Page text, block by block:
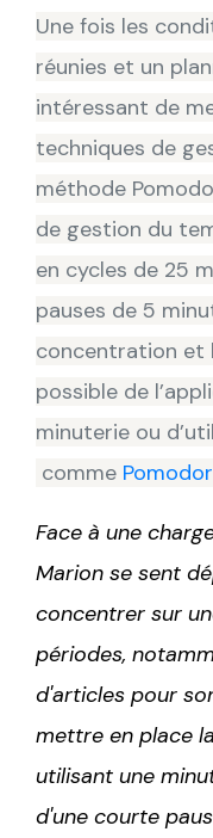
Une fois les
réunies et un
intéressant de
techniques de
méthode
de gestion du
en cycles de 25
pauses de 5
concentration et
possible de
minuterie ou
comme
Face à une
Marion se sent
concentrer sur
périodes,
d'articles pour
mettre en place
utilisant une
d'une courte